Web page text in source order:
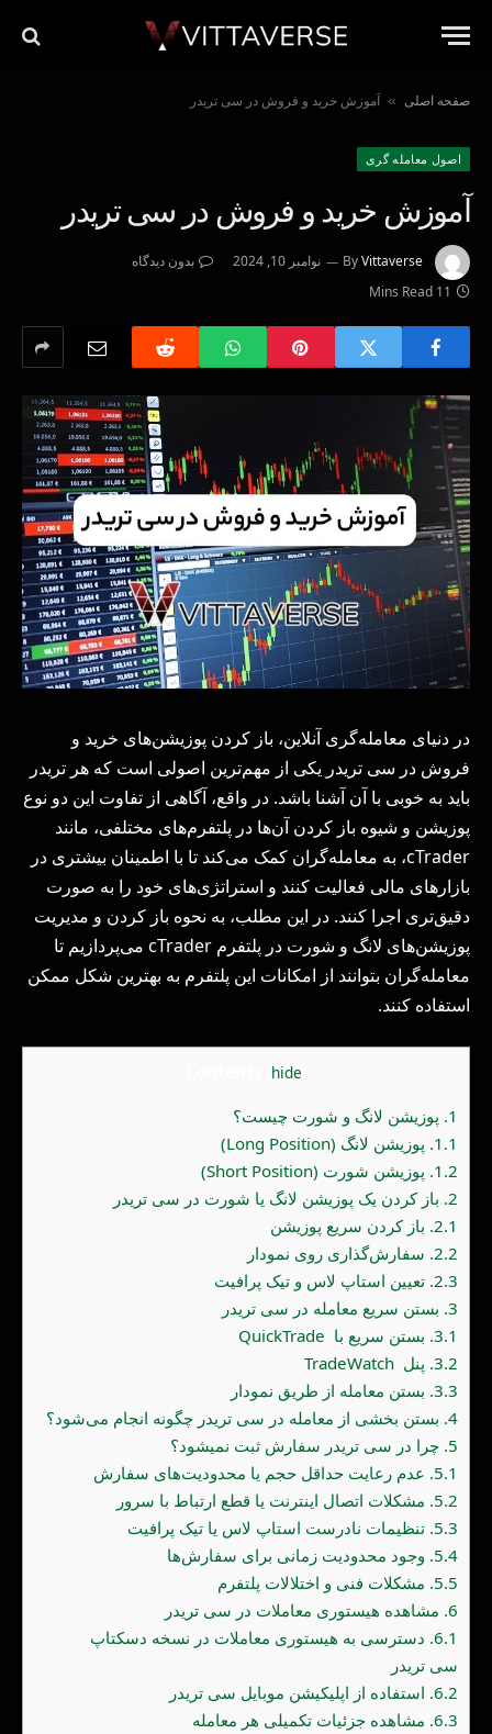
صفحه اصلی » آموزش خرید و فروش در سی تریدر
اصول معامله گرى
آموزش خرید و فروش در سی تریدر
ByVittaverse نوامبر 10, 2024
بدون دیدگاه
11 Mins Read
در دنیای معامله‌گری آنلاین، باز کردن پوزیشن‌های خرید و
فروش در سی تریدر یکی از مهم‌ترین اصولی است که هر تریدر
باید به خوبی با آن آشنا باشد. در واقع، آگاهی از تفاوت این دو نوع
پوزیشن و شیوه باز کردن آن‌ها در پلتفرم‌های مختلفی، مانند
cTrader، به معامله‌گران کمک می‌کند تا با اطمینان بیشتری در
بازارهای مالی فعالیت کنند و استراتژی‌های خود را به صورت
دقیق‌تری اجرا کنند. در این مطلب، به نحوه باز کردن و مدیریت
پوزیشن‌های لانگ و شورت در پلتفرم cTrader می‌پردازیم تا
معامله‌گران بتوانند از امکانات این پلتفرم به بهترین شکل ممکن
استفاده کنند.
hide
1. پوزیشن لانگ و شورت چیست؟
1.1. پوزیشن لانگ (Long Position)
1.2. پوزیشن شورت (Short Position)
2. باز کردن یک پوزیشن لانگ یا شورت در سی تریدر
2.1. باز کردن سریع پوزیشن
2.2. سفارش‌گذاری روی نمودار
2.3. تعیین استاپ لاس و تیک پرافیت
3. بستن سریع معامله در سی تریدر
3.1. بستن سریع با QuickTrade
3.2. پنل TradeWatch
3.3. بستن معامله از طریق نمودار
4. بستن بخشی از معامله در سی تریدر چگونه انجام می‌شود؟
5. چرا در سی تریدر سفارش ثبت نمیشود؟
5.1. عدم رعایت حداقل حجم یا محدودیت‌های سفارش
5.2. مشکلات اتصال اینترنت یا قطع ارتباط با سرور
5.3. تنظیمات نادرست استاپ لاس یا تیک پرافیت
5.4. وجود محدودیت زمانی برای سفارش‌ها
5.5. مشکلات فنی و اختلالات پلتفرم
6. مشاهده هیستوری معاملات در سی تریدر
6.1. دسترسی به هیستوری معاملات در نسخه دسکتاپ
سی تریدر
6.2. استفاده از اپلیکیشن موبایل سی تریدر
6.3. مشاهده جزئیات تکمیلی هر معامله